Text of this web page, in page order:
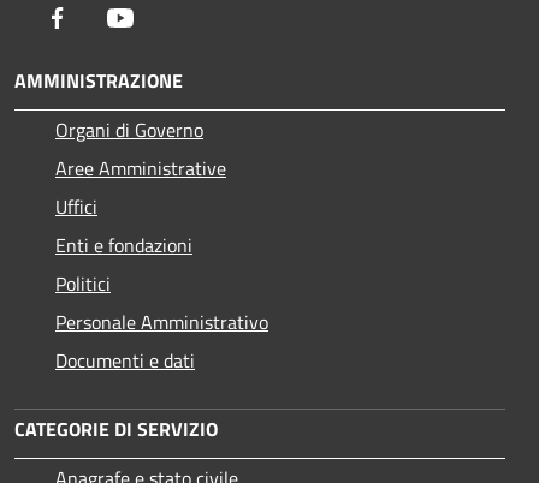
Facebook
AMMINISTRAZIONE
Organi di Governo
Aree Amministrative
Uffici
Enti e fondazioni
Politici
Personale Amministrativo
Documenti e dati
CATEGORIE DI SERVIZIO